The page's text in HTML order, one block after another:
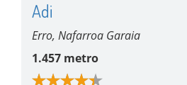
Adi
Erro, Nafarroa Garaia
1.457 metro